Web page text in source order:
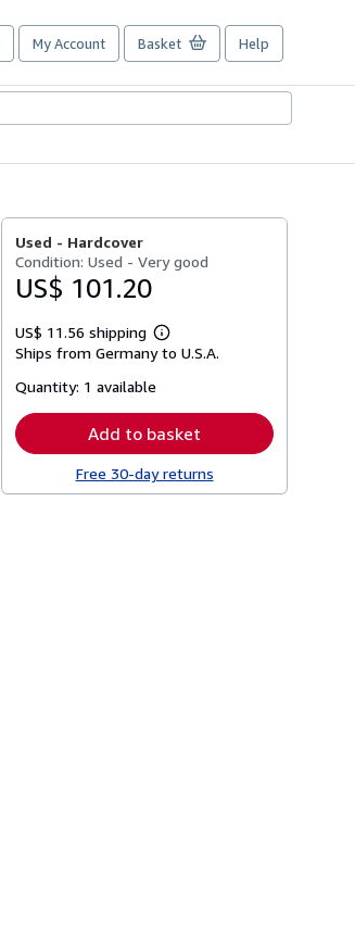
My Account Basket Help
Used - Hardcover
Condition: Used - Very good
US$ 101.20
US$ 11.56 shipping
Learn
more
Ships from Germany to U.S.A.
Quantity: 1 available
Add to basket
Free 30-day returns